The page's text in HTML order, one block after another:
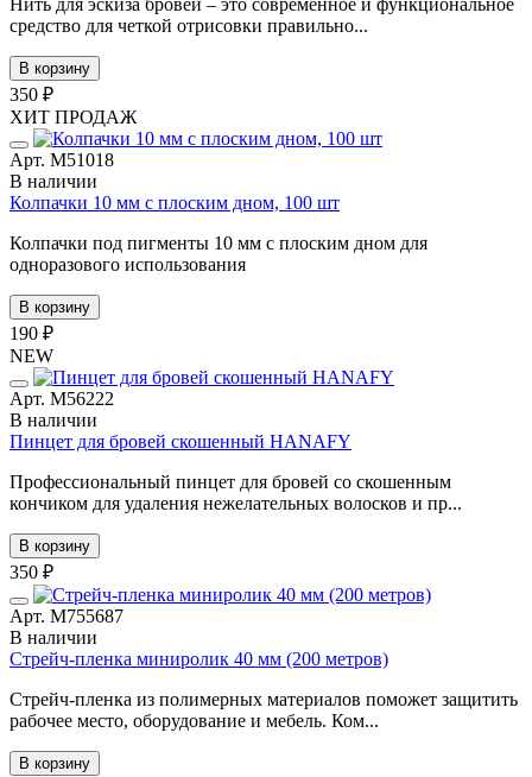
средство для четкой отрисовки правильно...
В корзину
350 ₽
ХИТ ПРОДАЖ
Арт. М51018
В наличии
Колпачки 10 мм с плоским дном, 100 шт
Колпачки под пигменты 10 мм с плоским дном для
одноразового использования
В корзину
190 ₽
NEW
Арт. М56222
В наличии
Пинцет для бровей скошенный HANAFY
Профессиональный пинцет для бровей со скошенным
кончиком для удаления нежелательных волосков и пр...
В корзину
350 ₽
Арт. М755687
В наличии
Стрейч-пленка миниролик 40 мм (200 метров)
Стрейч-пленка из полимерных материалов поможет защитить
рабочее место, оборудование и мебель. Ком...
В корзину